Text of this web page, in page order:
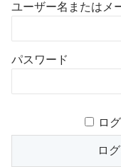
ユーザー名またはメ
パスワード
ロ